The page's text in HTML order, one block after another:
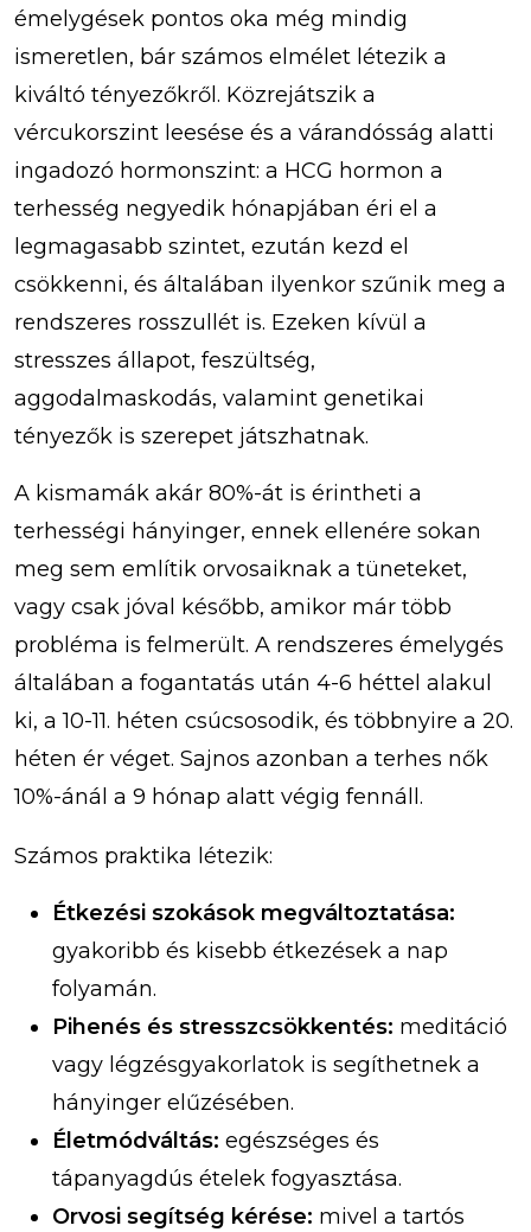
émelygések pontos oka még mindig
ismeretlen, bár számos elmélet létezik a
kiváltó tényezőkről. Közrejátszik a
vércukorszint leesése és a várandósság alatti
ingadozó hormonszint: a HCG hormon a
terhesség negyedik hónapjában éri el a
legmagasabb szintet, ezután kezd el
csökkenni, és általában ilyenkor szűnik meg a
rendszeres rosszullét is. Ezeken kívül a
stresszes állapot, feszültség,
aggodalmaskodás, valamint genetikai
tényezők is szerepet játszhatnak.
A kismamák akár 80%-át is érintheti a
terhességi hányinger, ennek ellenére sokan
meg sem említik orvosaiknak a tüneteket,
vagy csak jóval később, amikor már több
probléma is felmerült. A rendszeres émelygés
általában a fogantatás után 4-6 héttel alakul
ki, a 10-11. héten csúcsosodik, és többnyire a 20.
héten ér véget. Sajnos azonban a terhes nők
10%-ánál a 9 hónap alatt végig fennáll.
Számos praktika létezik:
Étkezési szokások megváltoztatása:
gyakoribb és kisebb étkezések a nap
folyamán.
Pihenés és stresszcsökkentés: meditáció
vagy légzésgyakorlatok is segíthetnek a
hányinger elűzésében.
Életmódváltás: egészséges és
tápanyagdús ételek fogyasztása.
Orvosi segítség kérése: mivel a tartós